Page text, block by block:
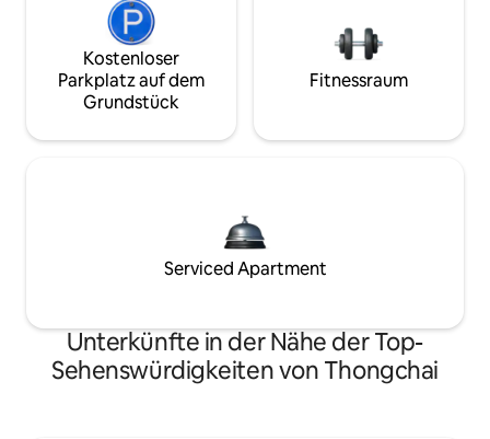
Kostenloser
Parkplatz auf dem
Grundstück
Fitnessraum
Serviced Apartment
Unterkünfte in der Nähe der Top-
Sehenswürdigkeiten von Thongchai